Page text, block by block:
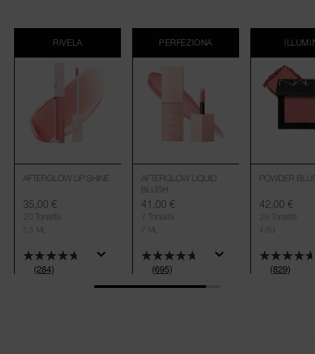
RIVELA
(284)
AFTERGLOW LIP SHINE
20 Tonalità
35,00 €
PERFEZIONA
(695)
AFTERGLOW LIQUID
BLUSH
7 Tonalità
41,00 €
7 ML
(829)
POWDER
29 Tonalità
42,00 €
4.8G